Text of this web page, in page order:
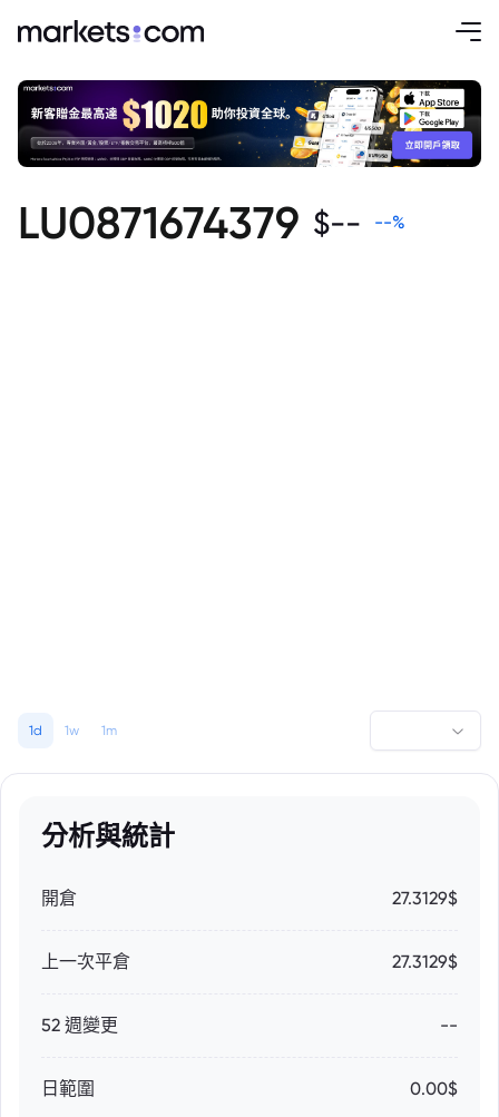
LU0871674379 $-- --%
1d 1w 1m
分析與統計
開倉 27.3129$
上一次平倉 27.3129$
52 週變更 --
日範圍 0.00$